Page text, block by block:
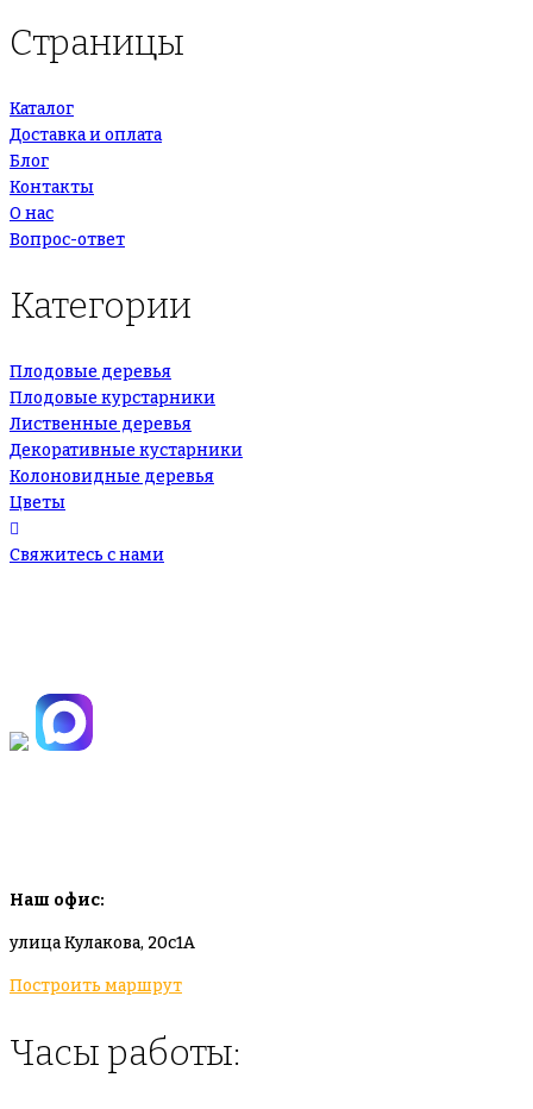
Страницы
Каталог
Доставка и оплата
Блог
Контакты
О нас
Вопрос-ответ
Категории
Плодовые деревья
Плодовые курстарники
Лиственные деревья
Декоративные кустарники
Колоновидные деревья
Цветы
Свяжитесь с нами
Наш офис:
улица Кулакова, 20с1А
Построить маршрут
Часы работы: